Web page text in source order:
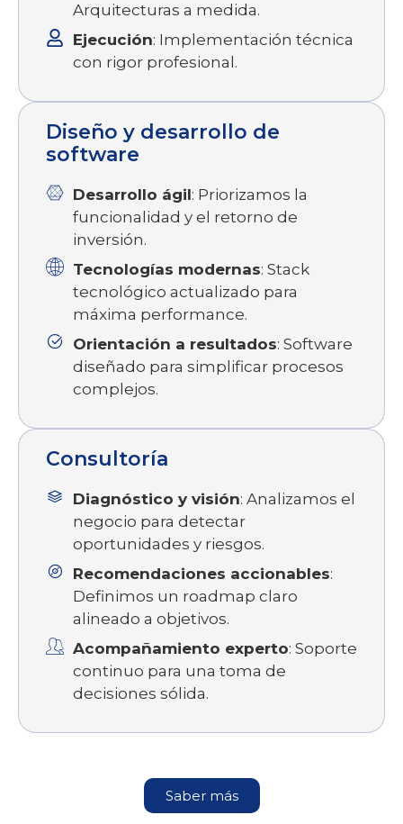
Arquitecturas a medida.
Ejecución: Implementación técnica
con rigor profesional.
Diseño y desarrollo de
software
Desarrollo ágil: Priorizamos la
funcionalidad y el retorno de
inversión.
Tecnologías modernas: Stack
tecnológico actualizado para
máxima performance.
Orientación a resultados: Software
diseñado para simplificar procesos
complejos.
Consultoría
Diagnóstico y visión: Analizamos el
negocio para detectar
oportunidades y riesgos.
Recomendaciones accionables:
Definimos un roadmap claro
alineado a objetivos.
Acompañamiento experto: Soporte
continuo para una toma de
decisiones sólida.
Saber más